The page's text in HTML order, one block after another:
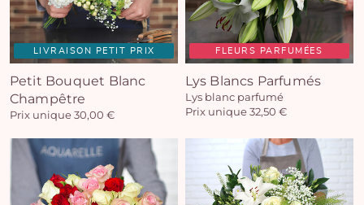
LIVRAISON PETIT PRIX
Petit Bouquet Blanc
Champêtre
Prix unique 30,00 €
FLEURS PARFUMÉES
Lys Blancs Parfumés
Lys blanc parfumé
Prix unique 32,50 €